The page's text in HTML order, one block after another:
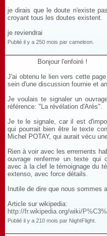
je dirais que le doute n'existe
croyant tous les doutes existent.
je reviendrai
Publié il y a 250 mois par cameleon.
Bonjour l'enfoiré !
J'ai obtenu le lien vers cette
sein d'une discussion fournie et
Je voulais te signaler un
référence: "La révélation d'Arès".
Je te le signale, car il est
qui pourrait bien être le texte
Michel POTAY, qui aurait vécu
Rien à voir avec les errements
ouvrage renferme un texte qui
avec à la clef le témoignage du
extenso, avec force détails.
Inutile de dire que nous
Article sur wikipedia:
http://fr.wikipedia.org/wiki/
Publié il y a 210 mois par NightFlight.